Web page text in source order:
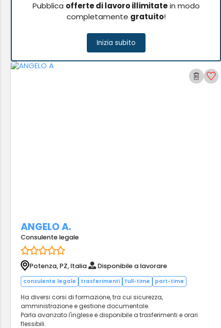
Pubblica offerte di lavoro illimitatein modo
completamente gratuito!
Inizia subito
ANGELO A.
Consulente legale
Potenza, PZ, Italia Disponibile a lavorare
consulente legale trasferimenti full-time part-time
Ha diversi corsi di formazione, tra cui sicurezza,
amministrazione e gestione documentale.
Parla avanzato l'inglese e disponibile a trasferimenti e orari
flessibili.